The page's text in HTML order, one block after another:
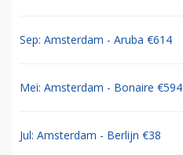
Sep: Amsterdam - Aruba €614
Mei: Amsterdam - Bonaire €594
Jul: Amsterdam - Berlijn €38